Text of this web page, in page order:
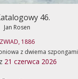
46.
Jan Rosen
ZWIAD, 1886
z dwiema szpongami
21 czerwca 2026